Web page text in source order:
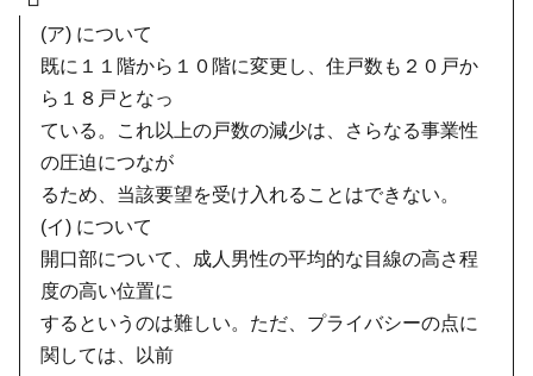
(ア) について
既に１１階から１０階に変更し、住戸数も２０戸か
ら１８戸となっ
ている。これ以上の戸数の減少は、さらなる事業性
の圧迫につなが
るため、当該要望を受け入れることはできない。
(イ) について
開口部について、成人男性の平均的な目線の高さ程
度の高い位置に
するというのは難しい。ただ、プライバシーの点に
関しては、以前